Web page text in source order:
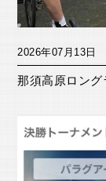
2026年07月13日
那須高原ロング